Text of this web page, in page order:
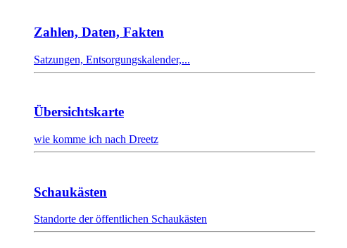
Zahlen, Daten, Fakten
Satzungen, Entsorgungskalender,...
Übersichtskarte
wie komme ich nach Dreetz
Schaukästen
Standorte der öffentlichen Schaukästen